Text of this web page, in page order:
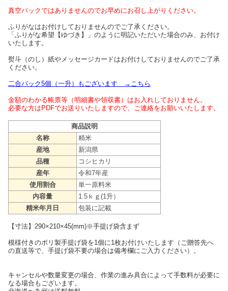
真空パックではありませんのでお早めにお召し上がりください。
ふりがなはお付けしておりませんのでご了承ください。
「ふりがな希望【ゆづき】」のように明記いただいた場合のみ、お付け
いたします。
熨斗（のし）紙やメッセージカードはお付けしておりませんのでご了承
ください。
二合パック5個（一升）もございます →こちら
金額のわかる帳票等（明細書や領収書）はお入れしておりません。
必要な方はPDFでお送りいたしますので、ご連絡をお願いいたします。
商品説明
名称
精米
産地
新潟県
品種
コシヒカリ
産年
令和7年産
使用割合
単一原料米
内容量
1.5ｋｇ(1升）
精米年月日
包装に記載
【寸法】290×210×45(mm)※手提げ袋含まず
模様付きのポリ製手提げ袋を1個に1枚お付けいたします（ご贈答先へ
の直送等で、手提げ袋不要の場合は備考欄にご入力ください）。
キャンセルや数量変更の場合、作業の進み具合によって手数料が必要に
なる場合もございます。